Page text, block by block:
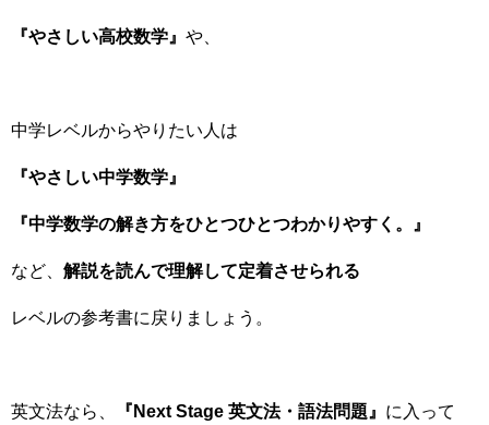
『やさしい高校数学』 や、
中学レベルからやりたい人は
『やさしい中学数学』
『中学数学の解き方をひとつひとつわかりやすく。』
など、 解説を読んで理解して定着させられる
レベルの参考書に戻りましょう。
英文法なら、 『Next Stage 英文法・語法問題』 に入って